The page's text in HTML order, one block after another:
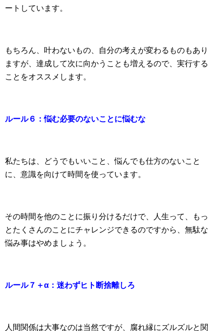
ートしています。
もちろん、叶わないもの、自分の考えが変わるものもあり
ますが、達成して次に向かうことも増えるので、実行する
ことをオススメします。
ルール６：悩む必要のないことに悩むな
私たちは、どうでもいいこと、悩んでも仕方のないこと
に、意識を向けて時間を使っています。
その時間を他のことに振り分けるだけで、人生って、もっ
とたくさんのことにチャレンジできるのですから、無駄な
悩み事はやめましょう。
ルール７＋α：迷わずヒト断捨離しろ
人間関係は大事なのは当然ですが、腐れ縁にズルズルと関